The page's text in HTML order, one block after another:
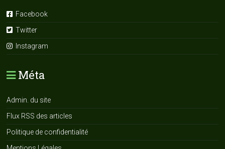
Facebook
Twitter
Instagram
Méta
Admin. du site
Flux RSS des articles
Politique de confidentialité